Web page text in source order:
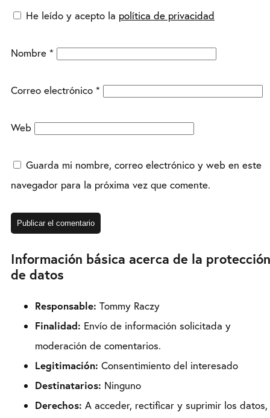
He leído y acepto la política de privacidad
Nombre *
Correo electrónico *
Web
Guarda mi nombre, correo electrónico y web en este
navegador para la próxima vez que comente.
Información básica acerca de la protección
de datos
Responsable: Tommy Raczy
Finalidad: Envío de información solicitada y
moderación de comentarios.
Legitimación: Consentimiento del interesado
Destinatarios: Ninguno
Derechos: A acceder, rectificar y suprimir los datos,